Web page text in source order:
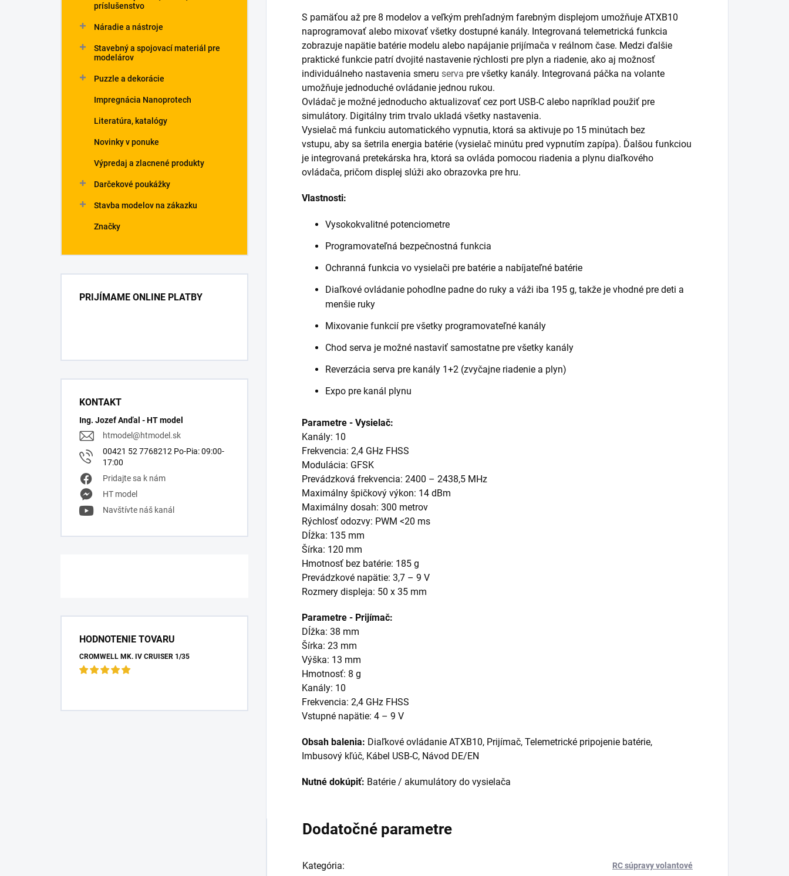
príslušenstvo
Náradie a nástroje
Stavebný a spojovací materiál pre
modelárov
Puzzle a dekorácie
Impregnácia Nanoprotech
Literatúra, katalógy
Novinky v ponuke
Výpredaj a zlacnené produkty
Darčekové poukážky
Stavba modelov na zákazku
Značky
PRIJÍMAME ONLINE PLATBY
KONTAKT
Ing. Jozef Anďal - HT model
htmodel@htmodel.sk
00421 52 7768212 Po-Pia: 09:00-
17:00
Pridajte sa k nám
HT model
Navštívte náš kanál
HODNOTENIE TOVARU
CROMWELL MK. IV CRUISER 1/35
S pamäťou až pre 8 modelov a veľkým prehľadným farebným displejom umožňuje ATXB10
naprogramovať alebo mixovať všetky dostupné kanály. Integrovaná telemetrická funkcia
zobrazuje napätie batérie modelu alebo napájanie prijímača v reálnom čase. Medzi ďalšie
praktické funkcie patrí dvojité nastavenie rýchlosti pre plyn a riadenie, ako aj možnosť
individuálneho nastavenia smeru serva pre všetky kanály. Integrovaná páčka na volante
umožňuje jednoduché ovládanie jednou rukou.
Ovládač je možné jednoducho aktualizovať cez port USB-C alebo napríklad použiť pre
simulátory. Digitálny trim trvalo ukladá všetky nastavenia.
Vysielač má funkciu automatického vypnutia, ktorá sa aktivuje po 15 minútach bez
vstupu, aby sa šetrila energia batérie (vysielač minútu pred vypnutím zapípa). Ďalšou funkciou
je integrovaná pretekárska hra, ktorá sa ovláda pomocou riadenia a plynu diaľkového
ovládača, pričom displej slúži ako obrazovka pre hru.
Vlastnosti:
Vysokokvalitné potenciometre
Programovateľná bezpečnostná funkcia
Ochranná funkcia vo vysielači pre batérie a nabíjateľné batérie
Diaľkové ovládanie pohodlne padne do ruky a váži iba 195 g, takže je vhodné pre deti a
menšie ruky
Mixovanie funkcií pre všetky programovateľné kanály
Chod serva je možné nastaviť samostatne pre všetky kanály
Reverzácia serva pre kanály 1+2 (zvyčajne riadenie a plyn)
Expo pre kanál plynu
Parametre - Vysielač:
Kanály: 10
Frekvencia: 2,4 GHz FHSS
Modulácia: GFSK
Prevádzková frekvencia: 2400 – 2438,5 MHz
Maximálny špičkový výkon: 14 dBm
Maximálny dosah: 300 metrov
Rýchlosť odozvy: PWM <20 ms
Dĺžka: 135 mm
Šírka: 120 mm
Hmotnosť bez batérie: 185 g
Prevádzkové napätie: 3,7 – 9 V
Rozmery displeja: 50 x 35 mm
Parametre - Prijímač:
Dĺžka: 38 mm
Šírka: 23 mm
Výška: 13 mm
Hmotnosť: 8 g
Kanály: 10
Frekvencia: 2,4 GHz FHSS
Vstupné napätie: 4 – 9 V
Obsah balenia: Diaľkové ovládanie ATXB10, Prijímač, Telemetrické pripojenie batérie,
Imbusový kľúč, Kábel USB-C, Návod DE/EN
Nutné dokúpiť: Batérie / akumulátory do vysielača
Dodatočné parametre
Kategória: RC súpravy volantové